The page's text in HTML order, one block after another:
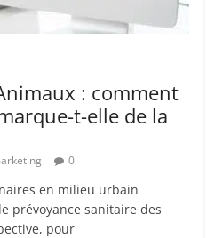
: comment
t-elle de la
0
en milieu urbain
prévoyance sanitaire des
pour